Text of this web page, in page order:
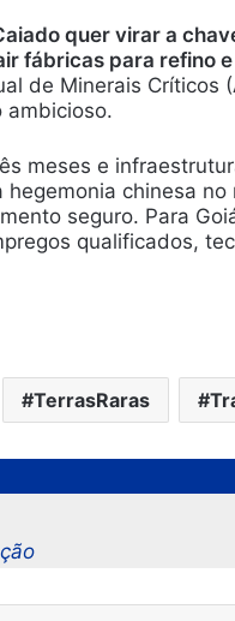
quer virar a
fábricas para refino
de Minerais Críticos
ambicioso.
meses e
chinesa
seguro. Para
qualificados,
TerrasRaras